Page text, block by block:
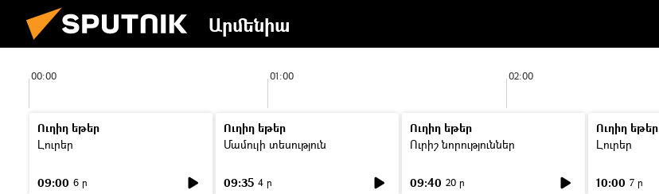
Արմենիա
00:00 01:00 02:00
Ուղիղ եթեր
Լուրեր
09:00 6 ր
Ուղիղ եթեր
Մամուլի տեսություն
09:35 4 ր
Ուղիղ եթեր
Ուրիշ նորություններ
09:40 20 ր
Ուղիղ եթեր
Լուրեր
10:00 7 ր